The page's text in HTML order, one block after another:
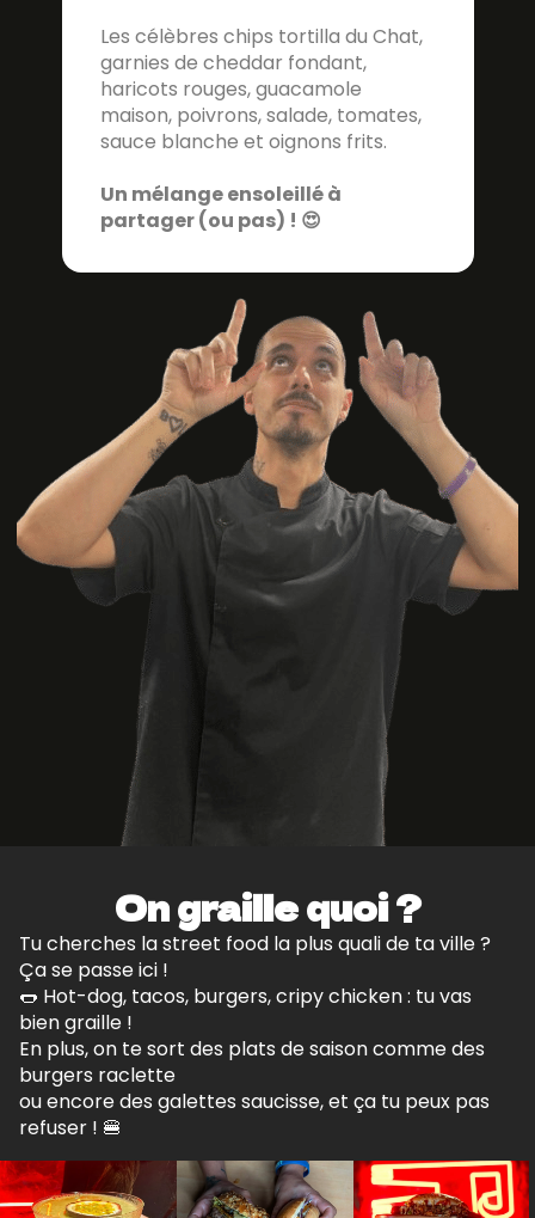
Les célèbres chips tortilla du Chat,
garnies de cheddar fondant,
haricots rouges, guacamole
maison, poivrons, salade, tomates,
sauce blanche et oignons frits.
Un mélange ensoleillé à
partager (ou pas) ! 😍
On graille quoi ?
Tu cherches la street food la plus quali de ta ville ?
Ça se passe ici !
🌭 Hot-dog, tacos, burgers, cripy chicken : tu vas
bien graille !
En plus, on te sort des plats de saison comme des
burgers raclette
ou encore des galettes saucisse, et ça tu peux pas
refuser ! 🍔